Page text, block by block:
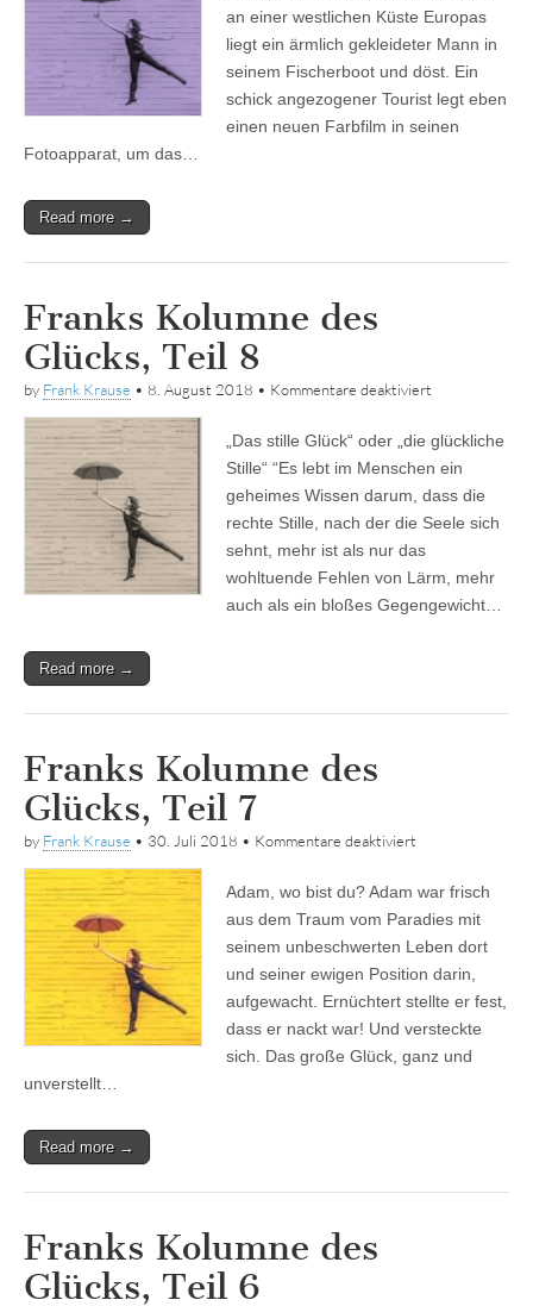
10
an einer westlichen Küste Europas
liegt ein ärmlich gekleideter Mann in
seinem Fischerboot und döst. Ein
schick angezogener Tourist legt eben
einen neuen Farbfilm in seinen
Fotoapparat, um das…
Read more →
Franks Kolumne des
Glücks, Teil 8
by Frank Krause • 8. August 2018 • Kommentare deaktiviert
des
Glücks,
8
„Das stille Glück“ oder „die glückliche
Stille“ “Es lebt im Menschen ein
geheimes Wissen darum, dass die
rechte Stille, nach der die Seele sich
sehnt, mehr ist als nur das
wohltuende Fehlen von Lärm, mehr
auch als ein bloßes Gegengewicht…
Read more →
Franks Kolumne des
Glücks, Teil 7
by Frank Krause • 30. Juli 2018 • Kommentare deaktiviert
des
Glücks,
7
Adam, wo bist du? Adam war frisch
aus dem Traum vom Paradies mit
seinem unbeschwerten Leben dort
und seiner ewigen Position darin,
aufgewacht. Ernüchtert stellte er fest,
dass er nackt war! Und versteckte
sich. Das große Glück, ganz und
unverstellt…
Read more →
Franks Kolumne des
Glücks, Teil 6